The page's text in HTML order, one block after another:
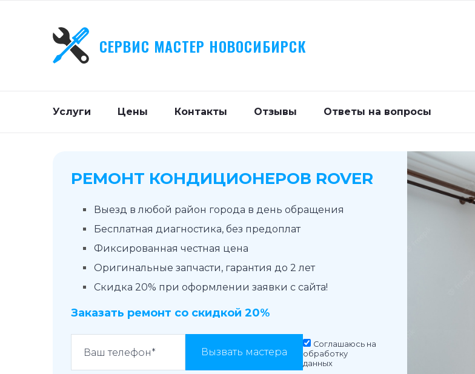
СЕРВИС МАСТЕР НОВОСИБИРСК
Услуги Цены Контакты Отзывы Ответы на вопросы
РЕМОНТ КОНДИЦИОНЕРОВ ROVER
Выезд в любой район города в день обращения
Бесплатная диагностика, без предоплат
Фиксированная честная цена
Оригинальные запчасти, гарантия до 2 лет
Скидка 20% при оформлении заявки с сайта!
Заказать ремонт со скидкой 20%
Вызвать мастера
Соглашаюсь на
обработку
данных